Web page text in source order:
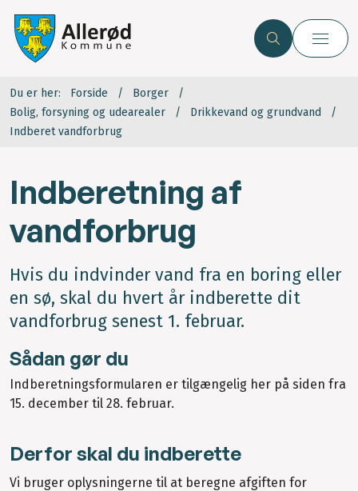
Du er her: Forside
Borger
Bolig, forsyning og udearealer
Drikkevand og grundvand
Indberet vandforbrug
Indberetning af
vandforbrug
Hvis du indvinder vand fra en boring eller
en sø, skal du hvert år indberette dit
vandforbrug senest 1. februar.
Sådan gør du
Indberetningsformularen er tilgængelig her på siden fra
15. december til 28. februar.
Derfor skal du indberette
Vi bruger oplysningerne til at beregne afgiften for